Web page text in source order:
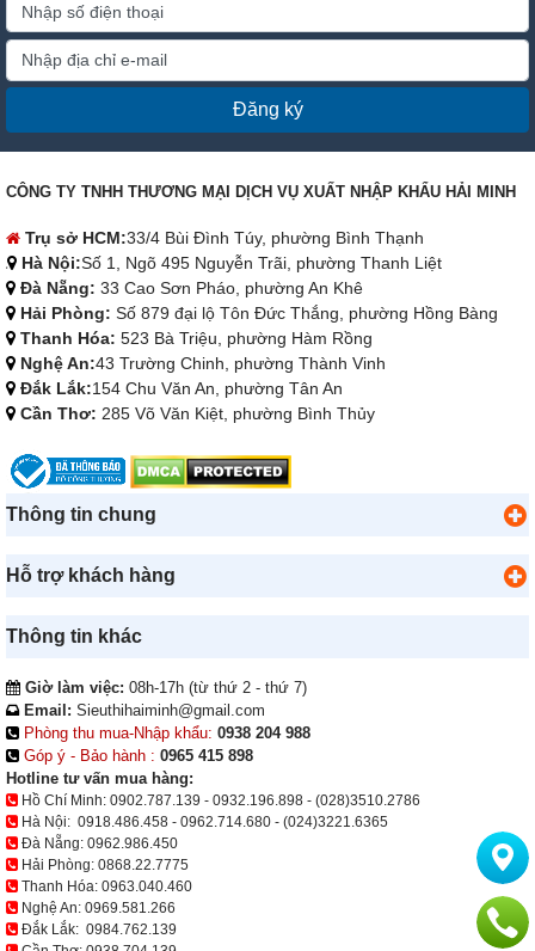
Đăng ký
CÔNG TY TNHH THƯƠNG MẠI DỊCH VỤ XUẤT NHẬP KHẨU HẢI MINH
Trụ sở HCM:33/4 Bùi Đình Túy, phường Bình Thạnh
Hà Nội:Số 1, Ngõ 495 Nguyễn Trãi, phường Thanh Liệt
Đà Nẵng: 33 Cao Sơn Pháo, phường An Khê
Hải Phòng: Số 879 đại lộ Tôn Đức Thắng, phường Hồng Bàng
Thanh Hóa: 523 Bà Triệu, phường Hàm Rồng
Nghệ An:43 Trường Chinh, phường Thành Vinh
Đắk Lắk:154 Chu Văn An, phường Tân An
Cần Thơ: 285 Võ Văn Kiệt, phường Bình Thủy
Thông tin chung
Hỗ trợ khách hàng
Thông tin khác
Giờ làm việc: 08h-17h (từ thứ 2 - thứ 7)
Email: Sieuthihaiminh@gmail.com
Phòng thu mua-Nhập khẩu: 0938 204 988
Góp ý - Bảo hành : 0965 415 898
Hotline tư vấn mua hàng:
Hồ Chí Minh: 0902.787.139 - 0932.196.898 - (028)3510.2786
Hà Nội: 0918.486.458 - 0962.714.680 - (024)3221.6365
Đà Nẵng: 0962.986.450
Hải Phòng: 0868.22.7775
Thanh Hóa: 0963.040.460
Nghệ An: 0969.581.266
Đắk Lắk: 0984.762.139